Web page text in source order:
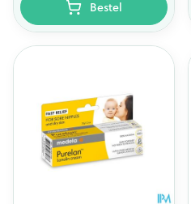
Bestel